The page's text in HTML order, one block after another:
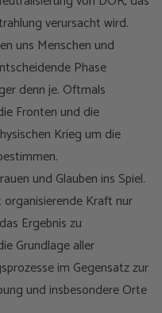
verursacht wird.
uns Menschen und
Phase
denn je. Oftmals
Fronten und die
Krieg um die
und Glauben ins Spiel.
Kraft nur
Ergebnis zu
Grundlage aller
im Gegensatz zur
und insbesondere Orte